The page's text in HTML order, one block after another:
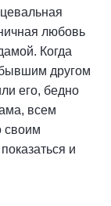
любовь
Когда
другом
его, бедно
всем
своим
и